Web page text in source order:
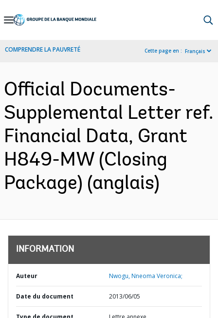
Skip
Navigation
COMPRENDRE LA PAUVRETÉ Cette page en : Français
Official Documents-
Supplemental Letter ref.
Financial Data, Grant
H849-MW (Closing
Package) (anglais)
INFORMATION
Auteur Nwogu, Nneoma Veronica;
Date du document 2013/06/05